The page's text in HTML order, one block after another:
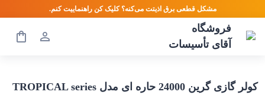
مشکل قطعی برق اذیتت می‌کنه؟ کلیک کن راهنماییت کنم.
فروشگاه
آقای تأسیسات
کولر گازی گرین 24000 حاره ای مدل TROPICAL series